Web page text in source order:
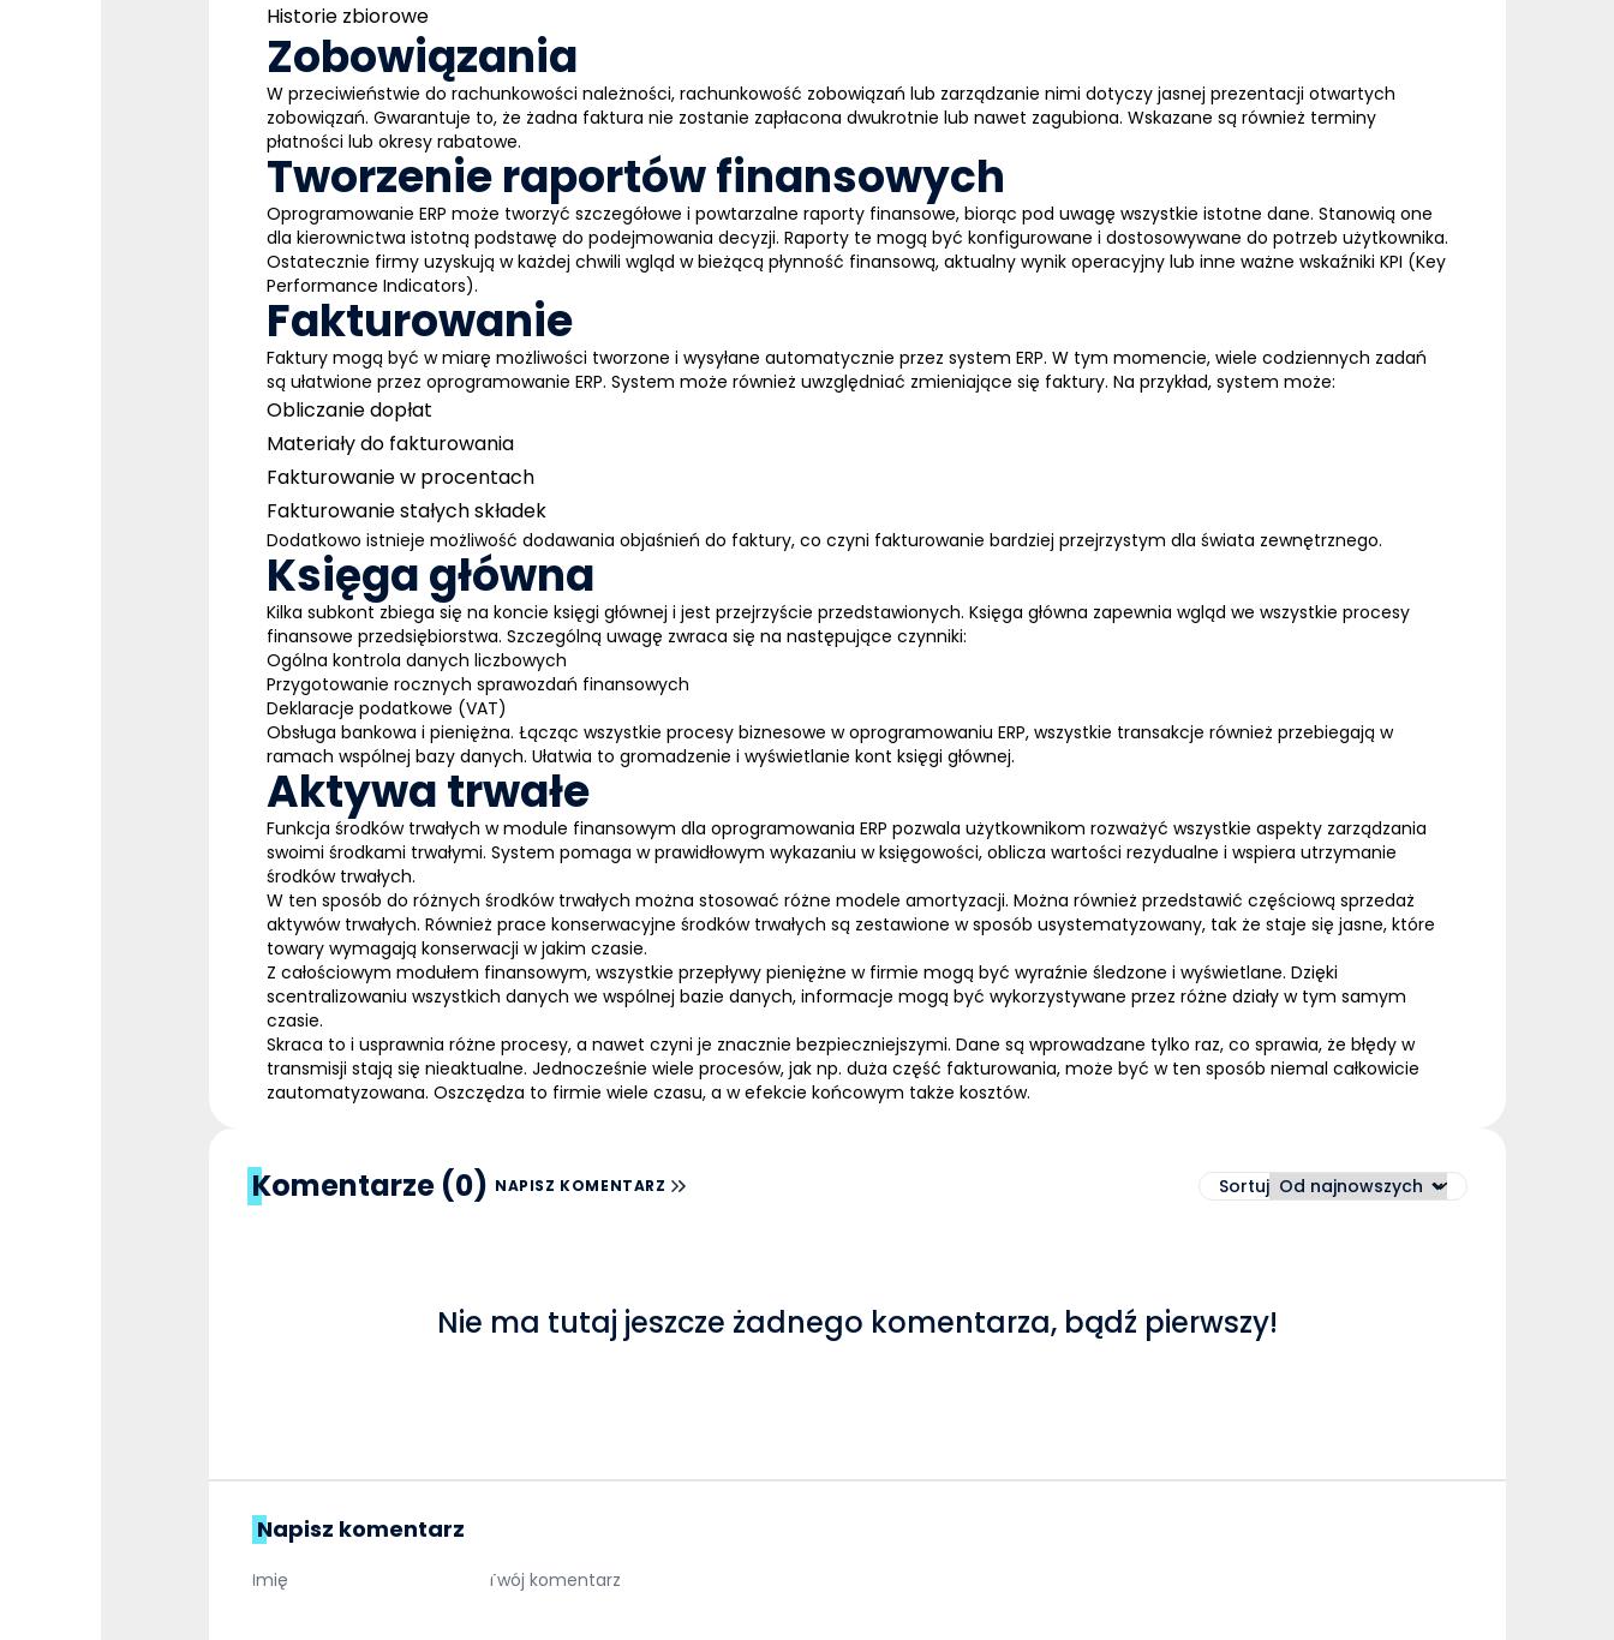
Historie zbiorowe
Zobowiązania
W przeciwieństwie do rachunkowości należności, rachunkowość zobowiązań lub zarządzanie nimi dotyczy jasnej prezentacji otwartych
zobowiązań. Gwarantuje to, że żadna faktura nie zostanie zapłacona dwukrotnie lub nawet zagubiona. Wskazane są również terminy
płatności lub okresy rabatowe.
Tworzenie raportów finansowych
Oprogramowanie ERP może tworzyć szczegółowe i powtarzalne raporty finansowe, biorąc pod uwagę wszystkie istotne dane. Stanowią one
dla kierownictwa istotną podstawę do podejmowania decyzji. Raporty te mogą być konfigurowane i dostosowywane do potrzeb użytkownika.
Ostatecznie firmy uzyskują w każdej chwili wgląd w bieżącą płynność finansową, aktualny wynik operacyjny lub inne ważne wskaźniki KPI (Key
Performance Indicators).
Fakturowanie
Faktury mogą być w miarę możliwości tworzone i wysyłane automatycznie przez system ERP. W tym momencie, wiele codziennych zadań
są ułatwione przez oprogramowanie ERP. System może również uwzględniać zmieniające się faktury. Na przykład, system może:
Obliczanie dopłat
Materiały do fakturowania
Fakturowanie w procentach
Fakturowanie stałych składek
Dodatkowo istnieje możliwość dodawania objaśnień do faktury, co czyni fakturowanie bardziej przejrzystym dla świata zewnętrznego.
Księga główna
Kilka subkont zbiega się na koncie księgi głównej i jest przejrzyście przedstawionych. Księga główna zapewnia wgląd we wszystkie procesy
finansowe przedsiębiorstwa. Szczególną uwagę zwraca się na następujące czynniki:
Ogólna kontrola danych liczbowych
Przygotowanie rocznych sprawozdań finansowych
Deklaracje podatkowe (VAT)
Obsługa bankowa i pieniężna. Łącząc wszystkie procesy biznesowe w oprogramowaniu ERP, wszystkie transakcje również przebiegają w
ramach wspólnej bazy danych. Ułatwia to gromadzenie i wyświetlanie kont księgi głównej.
Aktywa trwałe
Funkcja środków trwałych w module finansowym dla oprogramowania ERP pozwala użytkownikom rozważyć wszystkie aspekty zarządzania
swoimi środkami trwałymi. System pomaga w prawidłowym wykazaniu w księgowości, oblicza wartości rezydualne i wspiera utrzymanie
środków trwałych.
W ten sposób do różnych środków trwałych można stosować różne modele amortyzacji. Można również przedstawić częściową sprzedaż
aktywów trwałych. Również prace konserwacyjne środków trwałych są zestawione w sposób usystematyzowany, tak że staje się jasne, które
towary wymagają konserwacji w jakim czasie.
Z całościowym modułem finansowym, wszystkie przepływy pieniężne w firmie mogą być wyraźnie śledzone i wyświetlane. Dzięki
scentralizowaniu wszystkich danych we wspólnej bazie danych, informacje mogą być wykorzystywane przez różne działy w tym samym
czasie.
Skraca to i usprawnia różne procesy, a nawet czyni je znacznie bezpieczniejszymi. Dane są wprowadzane tylko raz, co sprawia, że błędy w
transmisji stają się nieaktualne. Jednocześnie wiele procesów, jak np. duża część fakturowania, może być w ten sposób niemal całkowicie
zautomatyzowana. Oszczędza to firmie wiele czasu, a w efekcie końcowym także kosztów.
Komentarze (0) NAPISZ KOMENTARZ Sortuj
Nie ma tutaj jeszcze żadnego komentarza, bądź pierwszy!
Napisz komentarz